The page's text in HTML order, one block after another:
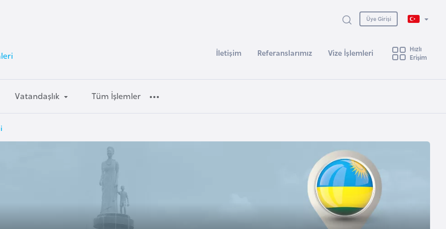
Üye Girişi
İletişim Referanslarımız Vize İşlemleri
Hızlı
Erişim
Vatandaşlık Tüm İşlemler